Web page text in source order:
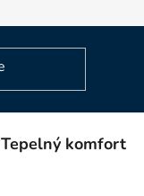
Informace o
Tepelný komfort